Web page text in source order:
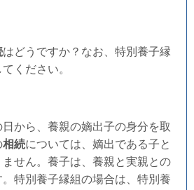
はどうですか？なお、特別養子縁
ください。
から、養親の嫡出子の身分を取
相続については、嫡出である子と
せん。養子は、養親と実親との
。特別養子縁組の場合は、特別養